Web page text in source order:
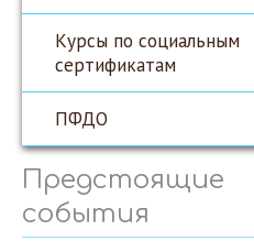
Курсы по социальным
сертификатам
ПФДО
Предстоящие
события